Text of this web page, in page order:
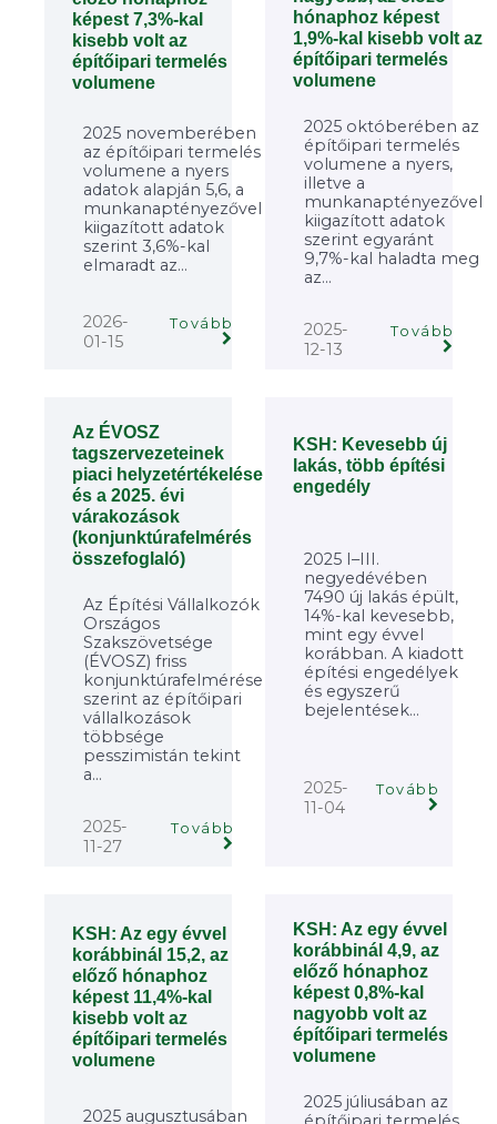
képest 7,3%-kal
kisebb volt az
építőipari termelés
volumene
2025 novemberében
az építőipari termelés
volumene a nyers
adatok alapján 5,6, a
munkanaptényezővel
kiigazított adatok
szerint 3,6%-kal
elmaradt az...
2026-
01-15
Tovább
hónaphoz képest
1,9%-kal kisebb volt az
építőipari termelés
volumene
2025 októberében az
építőipari termelés
volumene a nyers,
illetve a
munkanaptényezővel
kiigazított adatok
szerint egyaránt
9,7%-kal haladta meg
az...
2025-
12-13
Tovább
Az ÉVOSZ
tagszervezeteinek
piaci helyzetértékelése
és a 2025. évi
várakozások
(konjunktúrafelmérés
összefoglaló)
Az Építési Vállalkozók
Országos
Szakszövetsége
(ÉVOSZ) friss
konjunktúrafelmérése
szerint az építőipari
vállalkozások
többsége
pesszimistán tekint
a...
2025-
11-27
Tovább
KSH: Kevesebb új
lakás, több építési
engedély
2025 I–III.
negyedévében
7490 új lakás épült,
14%-kal kevesebb,
mint egy évvel
korábban. A kiadott
építési engedélyek
és egyszerű
bejelentések...
2025-
11-04
Tovább
KSH: Az egy évvel
korábbinál 15,2, az
előző hónaphoz
képest 11,4%-kal
kisebb volt az
építőipari termelés
volumene
2025 augusztusában
KSH: Az egy évvel
korábbinál 4,9, az
előző hónaphoz
képest 0,8%-kal
nagyobb volt az
építőipari termelés
volumene
2025 júliusában az